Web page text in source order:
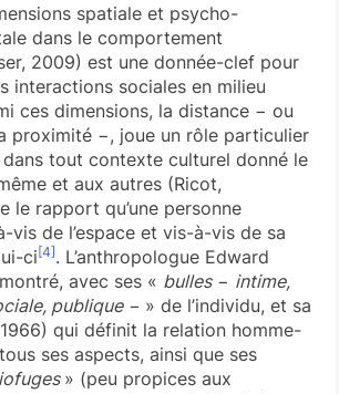
spatiale et psycho-
dans le comportement
2009) est une donnée-clef pour
interactions sociales en milieu
ces dimensions, la distance − ou
proximité −, joue un rôle particulier
dans tout contexte culturel donné le
et aux autres (Ricot,
le rapport qu’une personne
vis de l’espace et vis-à-vis de sa
ci[4]. L’anthropologue Edward
avec ses « bulles− intime,
publique − » de l’individu, et sa
qui définit la relation homme-
ses aspects, ainsi que ses
» (peu propices aux